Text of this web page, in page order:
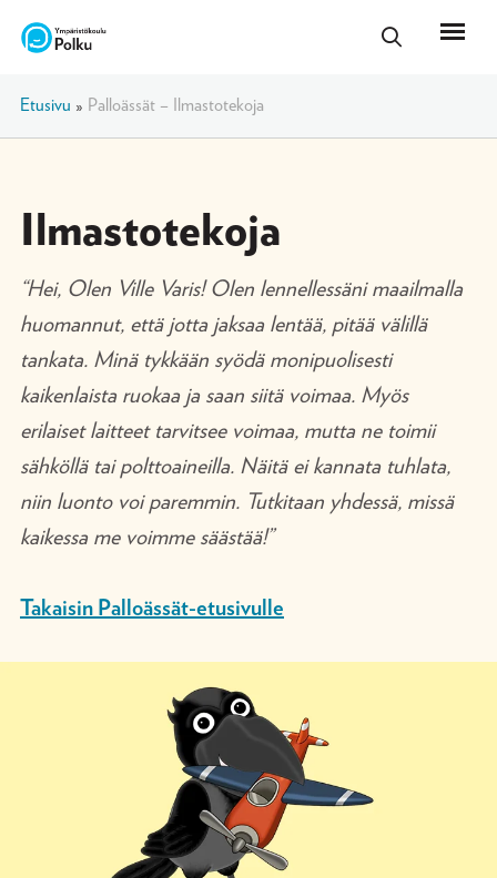
Etusivu » Palloässät – Ilmastotekoja
Ilmastotekoja
“Hei, Olen Ville Varis! Olen lennellessäni maailmalla
huomannut, että jotta jaksaa lentää, pitää välillä
tankata. Minä tykkään syödä monipuolisesti
kaikenlaista ruokaa ja saan siitä voimaa. Myös
erilaiset laitteet tarvitsee voimaa, mutta ne toimii
sähköllä tai polttoaineilla. Näitä ei kannata tuhlata,
niin luonto voi paremmin. Tutkitaan yhdessä, missä
kaikessa me voimme säästää!”
Takaisin Palloässät-etusivulle